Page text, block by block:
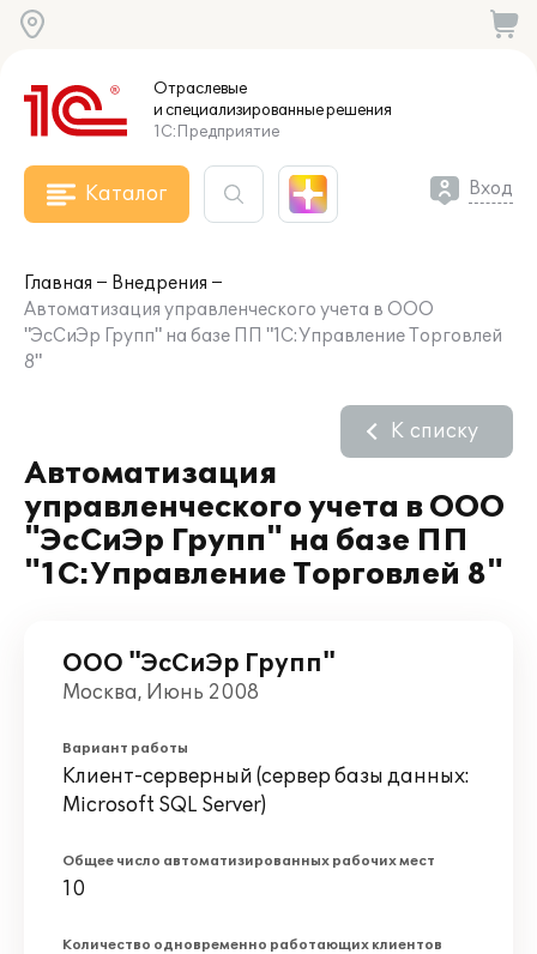
Отраслевые
и специализированныерешения
1С:Предприятие
Каталог Вход
Главная
Внедрения
Автоматизация управленческого учета в ООО
"ЭсСиЭр Групп" на базе ПП "1С:Управление Торговлей
8"
Автоматизация
управленческого учета в ООО
"ЭсСиЭр Групп" на базе ПП
"1С:Управление Торговлей 8"
К списку
ООО "ЭсСиЭр Групп"
Москва, Июнь 2008
Вариант работы
Клиент-серверный (сервер базы данных:
Microsoft SQL Server)
Общее число автоматизированных рабочих мест
10
Количество одновременно работающих клиентов